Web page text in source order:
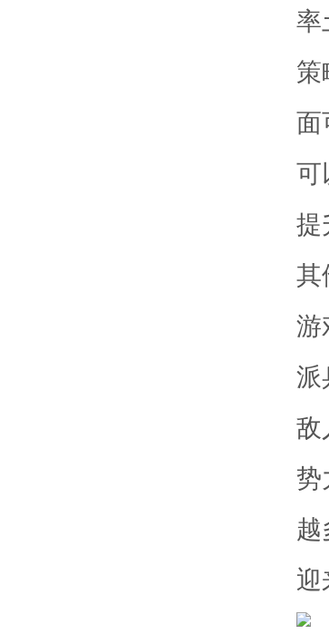
率
面
可
提
其
游
派
敌
迎